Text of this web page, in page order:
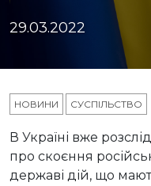
29.03.2022
НОВИНИ СУСПІЛЬСТВО
В Україні вже
про скоєння
державі дій, що